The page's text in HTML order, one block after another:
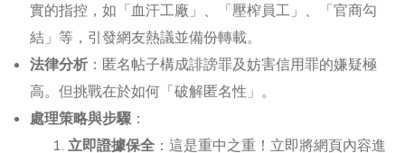
實的指控，如「血汗工廠」、「壓榨員工」、「官商勾
結」等，引發網友熱議並備份轉載。
法律分析 ：匿名帖子構成誹謗罪及妨害信用罪的嫌疑極
高。但挑戰在於如何「破解匿名性」。
處理策略與步驟：
立即證據保全 ：這是重中之重！立即將網頁內容進